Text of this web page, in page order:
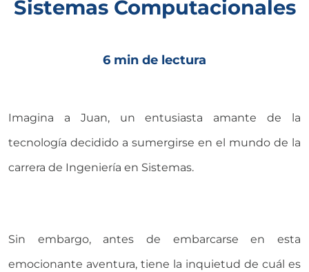
Sistemas Computacionales
6 min de lectura
Imagina a Juan, un entusiasta amante de la
tecnología decidido a sumergirse en el mundo de la
carrera de Ingeniería en Sistemas.
Sin embargo, antes de embarcarse en esta
emocionante aventura, tiene la inquietud de cuál es